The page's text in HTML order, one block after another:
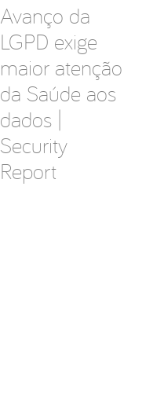
Avanço da
LGPD exige
maior atenção
da Saúde aos
dados |
Security
Report